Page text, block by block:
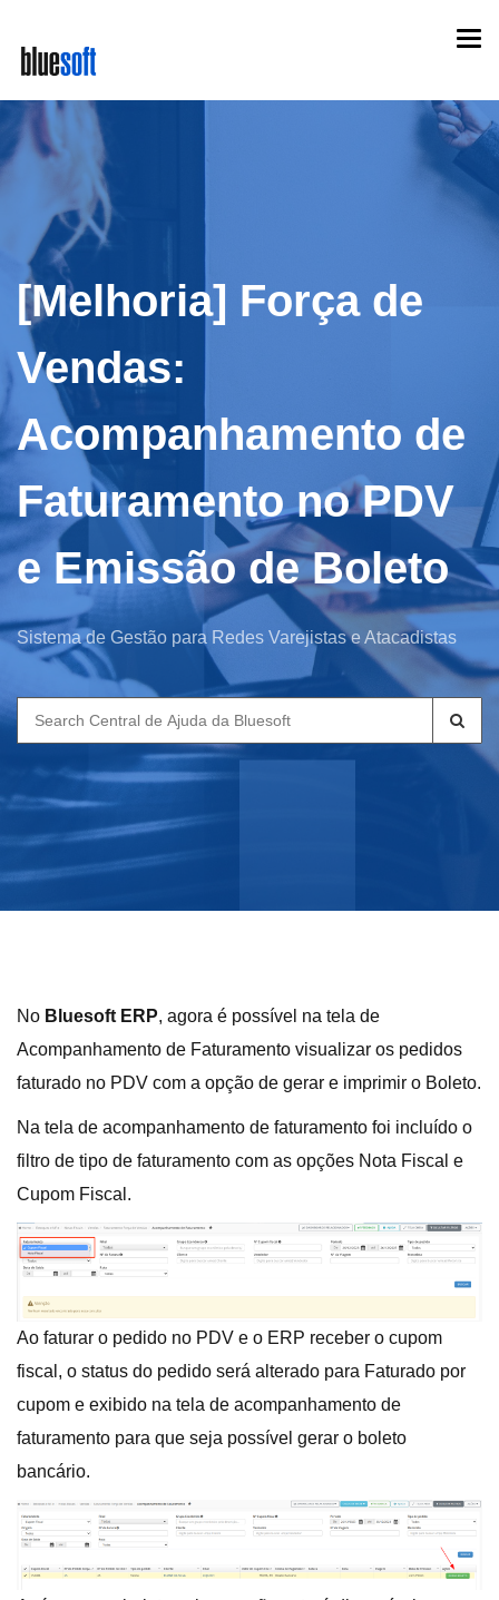
main
content
[Melhoria] Força de
Vendas:
Acompanhamento de
Faturamento no PDV
e Emissão de Boleto
Sistema de Gestão para Redes Varejistas e Atacadistas
Search
for:
No Bluesoft ERP, agora é possível na tela de
Acompanhamento de Faturamento visualizar os pedidos
faturado no PDV com a opção de gerar e imprimir o Boleto.
Na tela de acompanhamento de faturamento foi incluído o
filtro de tipo de faturamento com as opções Nota Fiscal e
Cupom Fiscal.
Ao faturar o pedido no PDV e o ERP receber o cupom
fiscal, o status do pedido será alterado para Faturado por
cupom e exibido na tela de acompanhamento de
faturamento para que seja possível gerar o boleto
bancário.